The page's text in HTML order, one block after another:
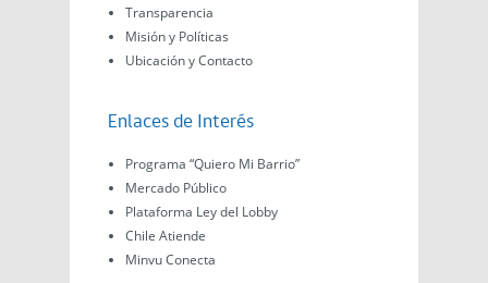
Transparencia
Misión y Políticas
Ubicación y Contacto
Enlaces de Interés
Programa “Quiero Mi Barrio”
Mercado Público
Plataforma Ley del Lobby
Chile Atiende
Minvu Conecta